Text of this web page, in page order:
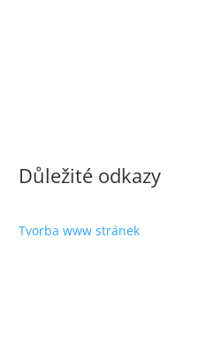
Důležité odkazy
Tvorba www stránek